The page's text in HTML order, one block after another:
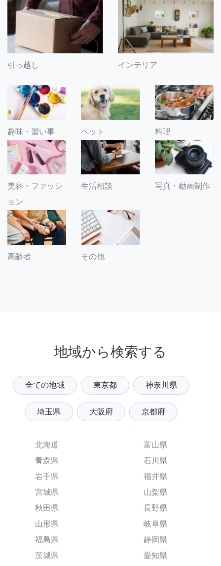
引っ越し インテリア
趣味・習い事 ペット 料理
美容・ファッシ
ョン
生活相談 写真・動画制作
高齢者 その他
地域から検索する
全ての地域 東京都 神奈川県
埼玉県 大阪府 京都府
北海道
青森県
岩手県
宮城県
秋田県
山形県
福島県
茨城県
富山県
石川県
福井県
山梨県
長野県
岐阜県
静岡県
愛知県